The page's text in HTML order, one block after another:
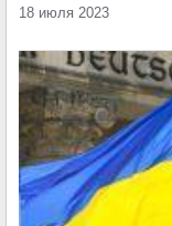
18 июля 2023